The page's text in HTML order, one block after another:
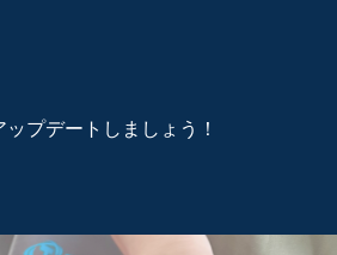
プデートしましょう！